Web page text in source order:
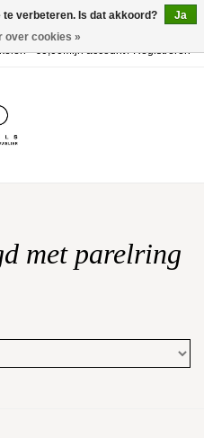
- €0,00Mijn account / Registreren
met parelring
verbeteren. Is dat akkoord?
Ja
over cookies »